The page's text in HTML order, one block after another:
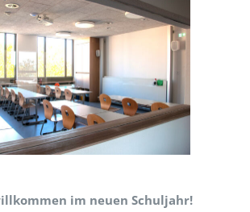
im neuen Schuljahr!